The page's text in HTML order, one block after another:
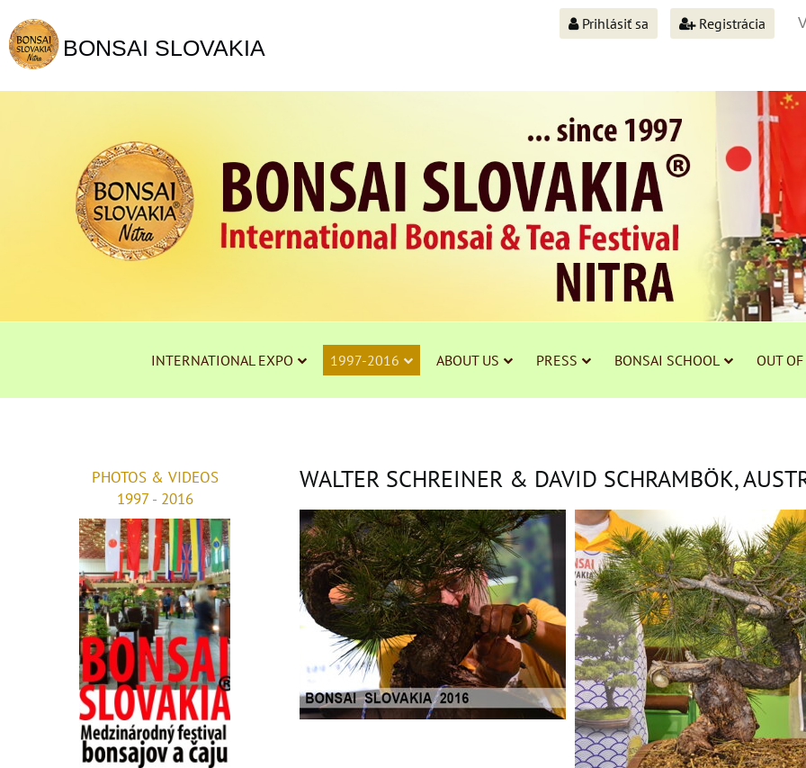
BONSAI SLOVAKIA
Prihlásiť sa Registrácia
INTERNATIONAL EXPO 1997-2016 ABOUT US PRESS BONSAI SCHOOL OUT
WALTER SCHREINER & DAVID SCHRAMBÖK,
PHOTOS & VIDEOS
1997 - 2016